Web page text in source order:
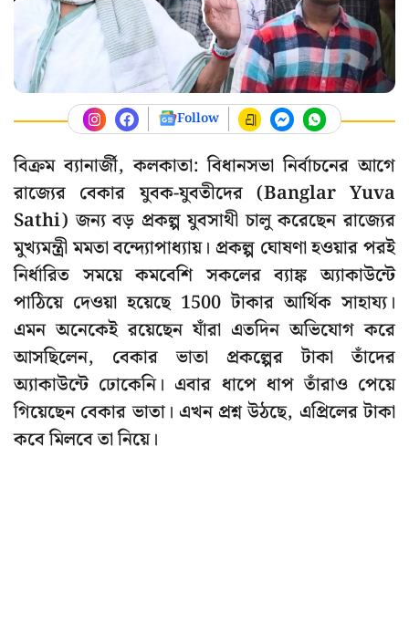
Follow
বিক্রম ব্যানার্জী, কলকাতা: বিধানসভা নির্বাচনের আগে
রাজ্যের বেকার যুবক-যুবতীদের (Banglar Yuva
Sathi) জন্য বড় প্রকল্প যুবসাথী চালু করেছেন রাজ্যের
মুখ্যমন্ত্রী মমতা বন্দ্যোপাধ্যায়। প্রকল্প ঘোষণা হওয়ার পরই
নির্ধারিত সময়ে কমবেশি সকলের ব্যাঙ্ক অ্যাকাউন্টে
পাঠিয়ে দেওয়া হয়েছে 1500 টাকার আর্থিক সাহায্য।
এমন অনেকেই রয়েছেন যাঁরা এতদিন অভিযোগ করে
আসছিলেন, বেকার ভাতা প্রকল্পের টাকা তাঁদের
অ্যাকাউন্টে ঢোকেনি। এবার ধাপে ধাপ তাঁরাও পেয়ে
গিয়েছেন বেকার ভাতা। এখন প্রশ্ন উঠছে, এপ্রিলের টাকা
কবে মিলবে তা নিয়ে।